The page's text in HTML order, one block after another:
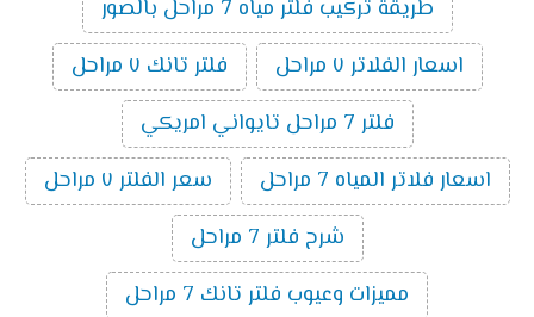
طريقة تركيب فلتر مياه 7 مراحل بالصور
اسعار الفلاتر ٧ مراحل
فلتر تانك ٧ مراحل
فلتر 7 مراحل تايواني امريكي
اسعار فلاتر المياه 7 مراحل
سعر الفلتر ٧ مراحل
شرح فلتر 7 مراحل
مميزات وعيوب فلتر تانك 7 مراحل